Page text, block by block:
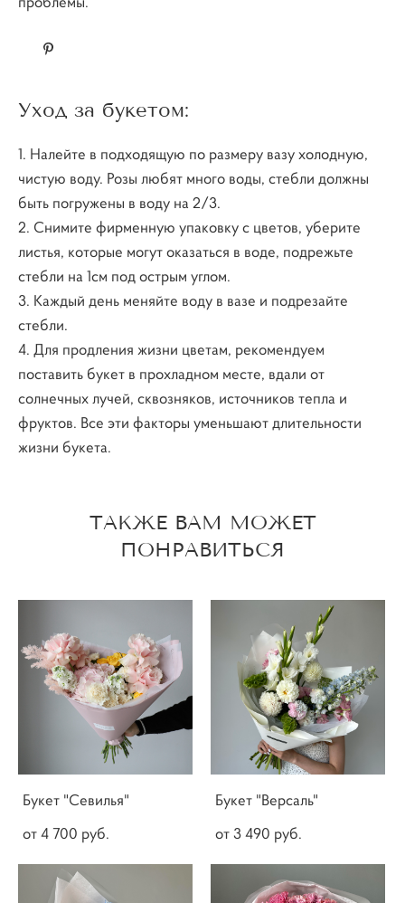
Уход за букетом:
1. Налейте в подходящую по размеру вазу холодную,
чистую воду. Розы любят много воды, стебли должны
быть погружены в воду на 2/3.
2. Снимите фирменную упаковку с цветов, уберите
листья, которые могут оказаться в воде, подрежьте
стебли на 1см под острым углом.
3. Каждый день меняйте воду в вазе и подрезайте
стебли.
4. Для продления жизни цветам, рекомендуем
поставить букет в прохладном месте, вдали от
солнечных лучей, сквозняков, источников тепла и
фруктов. Все эти факторы уменьшают длительности
жизни букета.
ТАКЖЕ ВАМ МОЖЕТ
ПОНРАВИТЬСЯ
Букет "Севилья"
от 4 700 pуб.
Букет "Версаль"
от 3 490 pуб.